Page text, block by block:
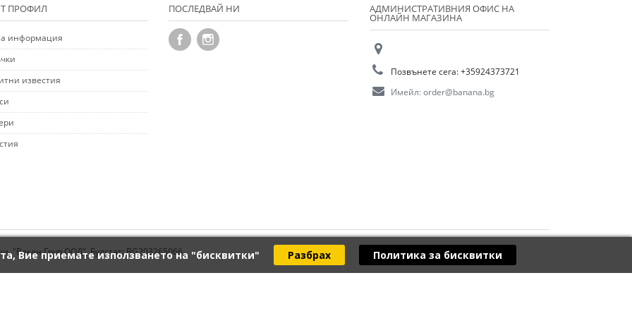
Вие приемате използването на "бисквитки" Разбрах Политика за бисквитки
ПРОФИЛ
информация
известия
ПОСЛЕДВАЙ НИ АДМИНИСТРАТИВНИЯ ОФИС НА
ОНЛАЙН МАГАЗИНА
Позвънете сега:+35924373721
Имейл:order@banana.bg
"Векан Груп ООД", Булстат: BG203265066